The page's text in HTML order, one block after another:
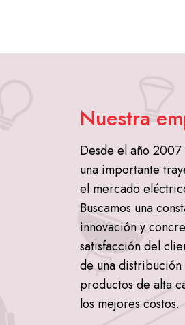
Nuestra
Desde el año 2007
una importante
el mercado
Buscamos una
innovación y
satisfacción del
de una
productos de alta
los mejores costos.